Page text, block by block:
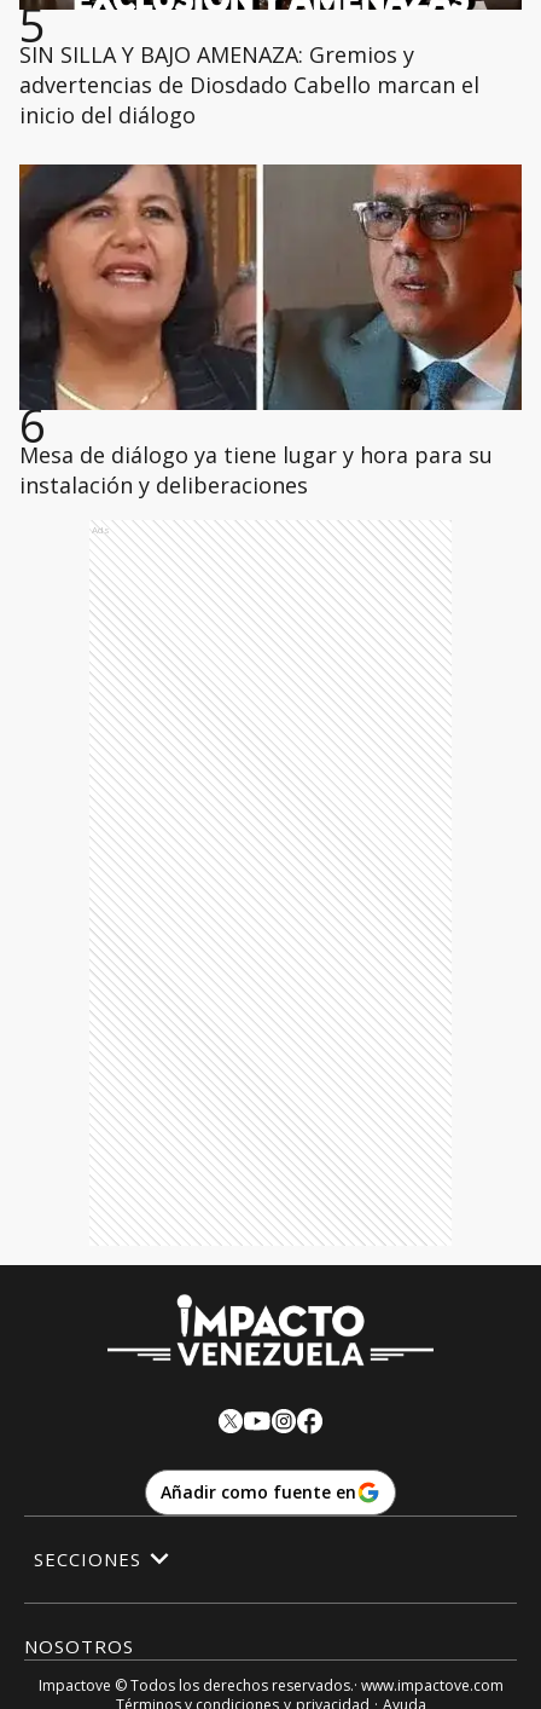
5
SIN SILLA Y BAJO AMENAZA: Gremios y
advertencias de Diosdado Cabello marcan el
inicio del diálogo
6
Mesa de diálogo ya tiene lugar y hora para su
instalación y deliberaciones
Ads
Añadir como fuente en
NOSOTROS
SECCIONES
Impactove © Todos los derechos reservados.· www.impactove.com
Términos y condiciones y privacidad · Ayuda